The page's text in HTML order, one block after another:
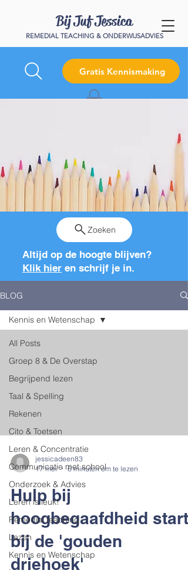
Bij Juf Jessica
REMEDIAL TEACHING & ONDERWIJSADVIES
Gratis Kennismaking
Zoeken
Altijd op de hoogte blijven?
Klik hier en schrijf je in.
BLOG
All Posts
Groep 8 & De Overstap
Begrijpend lezen
Taal & Spelling
Rekenen
Cito & Toetsen
Leren & Concentratie
Communicatie met school
Onderzoek & Advies
Leren is leuk!
Remedial teaching
Lezen
Kennis en Wetenschap
Kennis en Wetenschap
jessicadeen83
17 mei
6 minuten om te lezen
Hulp bij
hoogbegaafdheid start
bij de 'gouden
driehoek'